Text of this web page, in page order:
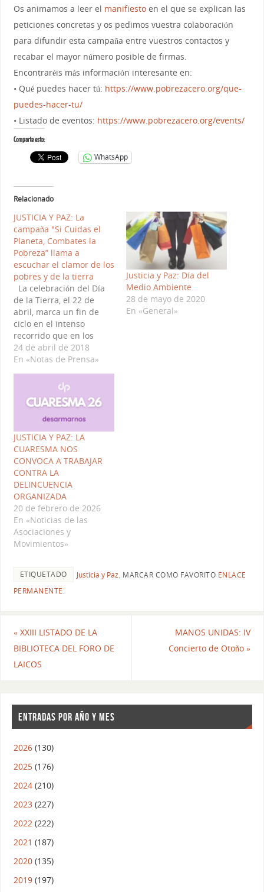
Os animamos a leer el manifiestoen el que se explican las
peticiones concretas y os pedimos vuestra colaboración
para difundir esta campaña entre vuestros contactos y
recabar el mayor número posible de firmas.
Encontraréis más información interesante en:
• Qué puedes hacer tú: https://www.pobrezacero.org/que-
puedes-hacer-tu/
• Listado de eventos: https://www.pobrezacero.org/events/
Comparte esto:
WhatsApp
Relacionado
JUSTICIA Y PAZ: La
campaña "Si Cuidas el
Planeta, Combates la
Pobreza” llama a
escuchar el clamor de los
pobres y de la tierra
La celebración del Día
de la Tierra, el 22 de
abril, marca un fin de
ciclo en el intenso
recorrido que en los
últimos dos años ha
venido impulsando la
PLANETA, COMBATES LA
POBREZA en torno a los
diez puntos de su
propuesta de Decálogo…
24 de abril de 2018
En «Notas de Prensa»
Justicia y Paz: Día del
Medio Ambiente
28 de mayo de 2020
En «General»
JUSTICIA Y PAZ: LA
CUARESMA NOS
CONVOCA A TRABAJAR
CONTRA LA
DELINCUENCIA
ORGANIZADA
20 de febrero de 2026
En «Noticias de las
Asociaciones y
Movimientos»
ETIQUETADO Justicia y Paz. MARCAR COMO FAVORITO ENLACE
PERMANENTE.
«XXIII LISTADO DE LA
BIBLIOTECA DEL FORO DE
LAICOS
MANOS UNIDAS: IV
Concierto de Otoño»
ENTRADAS POR AÑO Y MES
2026(130)
2025(176)
2024(210)
2023(227)
2022(222)
2021 (187)
2020(135)
2019(197)